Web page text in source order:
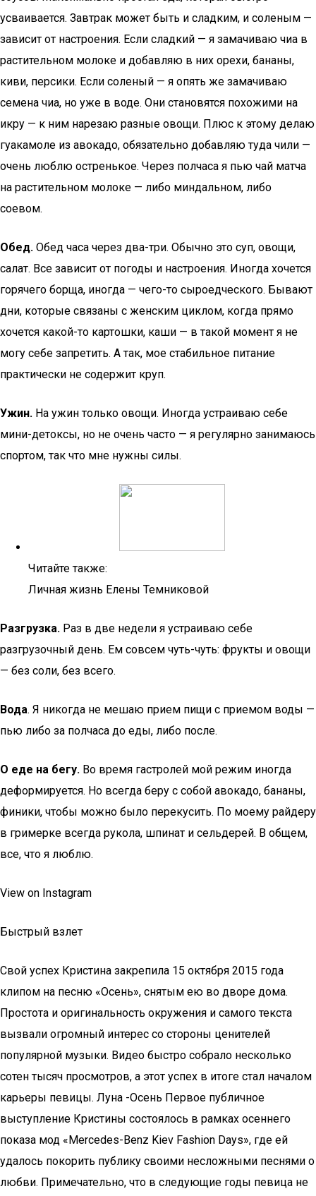
усваивается. Завтрак может быть и сладким, и соленым —
зависит от настроения. Если сладкий — я замачиваю чиа в
растительном молоке и добавляю в них орехи, бананы,
киви, персики. Если соленый — я опять же замачиваю
семена чиа, но уже в воде. Они становятся похожими на
икру — к ним нарезаю разные овощи. Плюс к этому делаю
гуакамоле из авокадо, обязательно добавляю туда чили —
очень люблю остренькое. Через полчаса я пью чай матча
на растительном молоке — либо миндальном, либо
соевом.
Обед. Обед часа через два-три. Обычно это суп, овощи,
салат. Все зависит от погоды и настроения. Иногда хочется
горячего борща, иногда — чего-то сыроедческого. Бывают
дни, которые связаны с женским циклом, когда прямо
хочется какой-то картошки, каши — в такой момент я не
могу себе запретить. А так, мое стабильное питание
практически не содержит круп.
Ужин. На ужин только овощи. Иногда устраиваю себе
мини-детоксы, но не очень часто — я регулярно занимаюсь
спортом, так что мне нужны силы.
Читайте также:
Личная жизнь Елены Темниковой
Разгрузка. Раз в две недели я устраиваю себе
разгрузочный день. Ем совсем чуть-чуть: фрукты и овощи
— без соли, без всего.
Вода. Я никогда не мешаю прием пищи с приемом воды —
пью либо за полчаса до еды, либо после.
О еде на бегу. Во время гастролей мой режим иногда
деформируется. Но всегда беру с собой авокадо, бананы,
финики, чтобы можно было перекусить. По моему райдеру
в гримерке всегда рукола, шпинат и сельдерей. В общем,
все, что я люблю.
View on Instagram
Быстрый взлет
Свой успех Кристина закрепила 15 октября 2015 года
клипом на песню «Осень», снятым ею во дворе дома.
Простота и оригинальность окружения и самого текста
вызвали огромный интерес со стороны ценителей
популярной музыки. Видео быстро собрало несколько
сотен тысяч просмотров, а этот успех в итоге стал началом
карьеры певицы. Луна -Осень Первое публичное
выступление Кристины состоялось в рамках осеннего
показа мод «Mercedes-Benz Kiev Fashion Days», где ей
удалось покорить публику своими несложными песнями о
любви. Примечательно, что в следующие годы певица не